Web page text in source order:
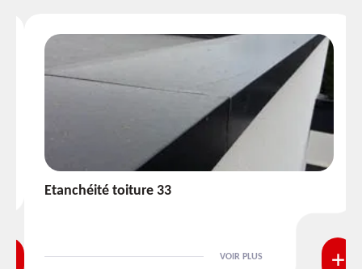
Etanchéité toiture 33
VOIR PLUS